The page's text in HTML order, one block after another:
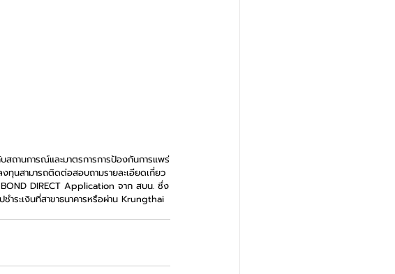
ถานการณ์และมาตรการการป้องกันการแพร่
ทุนสามารถติดต่อสอบถามรายละเอียดเกี่ยว
DIRECT Application จาก สบน. ซึ่ง
ำระเงินที่สาขาธนาคารหรือผ่าน Krungthai